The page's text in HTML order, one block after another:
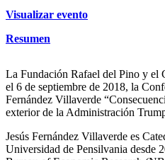
Visualizar evento
Resumen
La Fundación Rafael del Pino y el
el 6 de septiembre de 2018, la
Fernández Villaverde
exterior de la Administración
Jesús Fernández Villaverde es
Universidad de Pensilvania desde